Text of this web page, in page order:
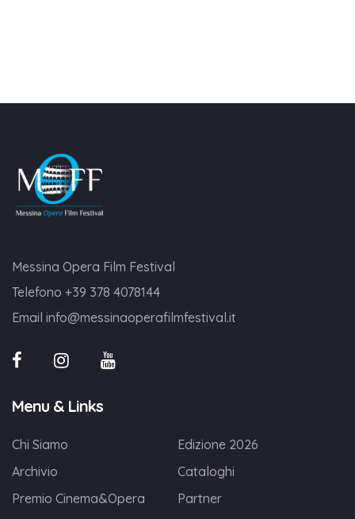
Messina Opera Film Festival
Telefono +39 378 4078144
Email info@messinaoperafilmfestival.it
Menu & Links
Chi Siamo
Edizione 2026
Archivio
Cataloghi
Premio Cinema&Opera
Partner